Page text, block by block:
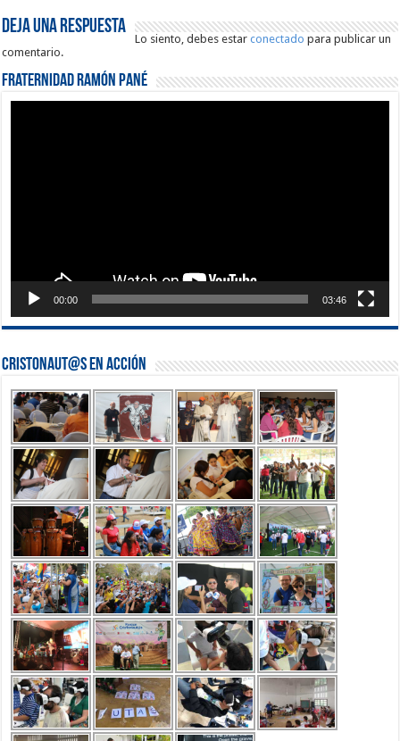
Deja una respuesta
Lo siento, debes estarconectado para publicar un
comentario.
Fraternidad Ramón Pané
00:00 03:46
Cristonaut@s en Acción